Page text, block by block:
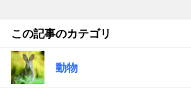
この記事のカテゴリ
動物